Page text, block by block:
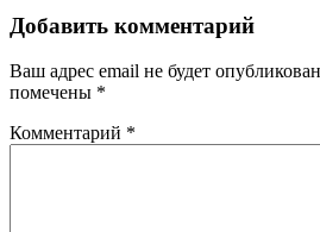
Добавить комментарий
Ваш адрес email не будет
помечены *
Комментарий *